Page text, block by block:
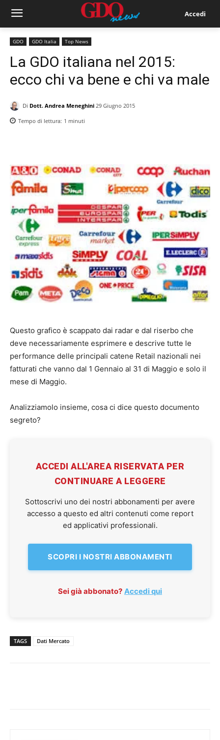
Accedi
GDO GDO Italia Top News
La GDO italiana nel 2015:
ecco chi va bene e chi va male
Di Dott. Andrea Meneghini 29 Giugno 2015
Tempo di lettura: 1 minuti
Questo grafico è scappato dai radar e dal riserbo che
deve necessariamente esprimere e descrive tutte le
performance delle principali catene Retail nazionali nei
fatturati che vanno dal 1 Gennaio al 31 di Maggio e solo il
mese di Maggio.
Analizziamolo insieme, cosa ci dice questo documento
segreto?
ACCEDI ALL'AREA RISERVATA PER
CONTINUARE A LEGGERE
Sottoscrivi uno dei nostri abbonamenti per avere
accesso a questo ed altri contenuti come report
ed applicativi professionali.
SCOPRI I NOSTRI ABBONAMENTI
Sei già abbonato? Accedi qui
TAGS Dati Mercato